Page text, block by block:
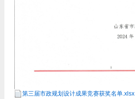
第三届市政规划设计成果竞赛获奖名单.xlsx